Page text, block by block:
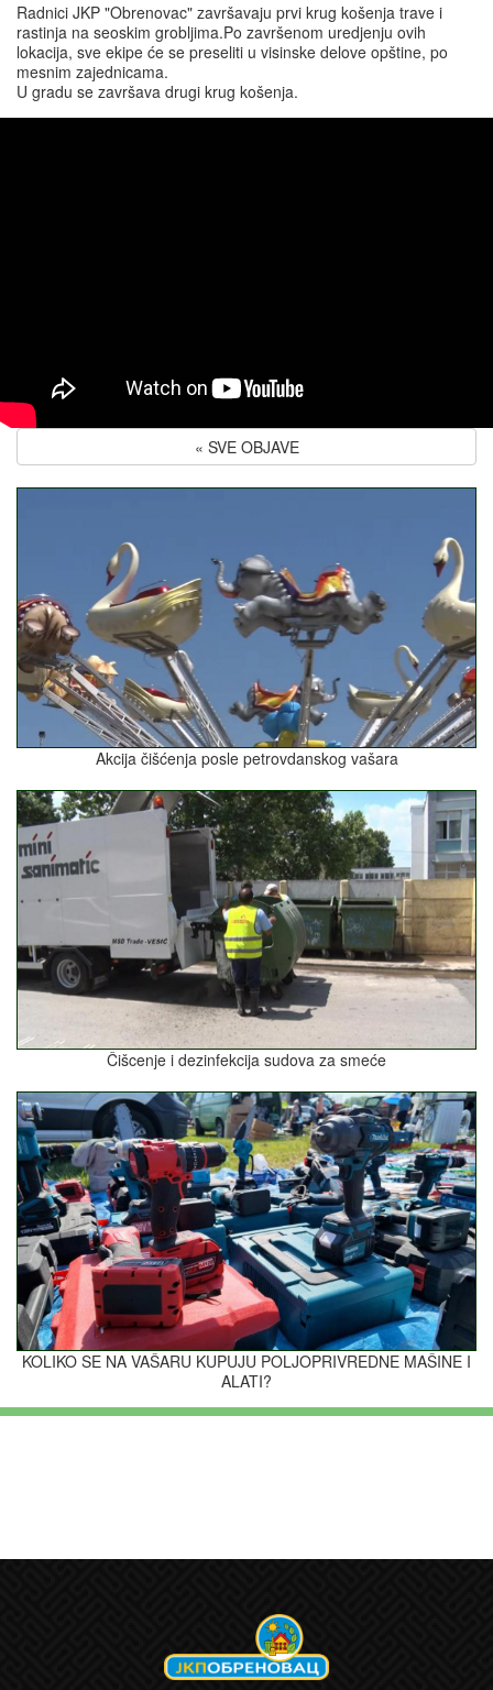
Radnici JKP "Obrenovac" završavaju prvi krug košenja trave i
rastinja na seoskim grobljima.Po završenom uredjenju ovih
lokacija, sve ekipe će se preseliti u visinske delove opštine, po
mesnim zajednicama.
U gradu se završava drugi krug košenja.
« SVE OBJAVE
Akcija čišćenja posle petrovdanskog vašara
Čišcenje i dezinfekcija sudova za smeće
KOLIKO SE NA VAŠARU KUPUJU POLJOPRIVREDNE MAŠINE I
ALATI?